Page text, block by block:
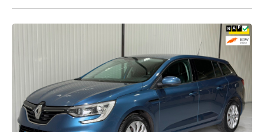
Verkocht
Contact